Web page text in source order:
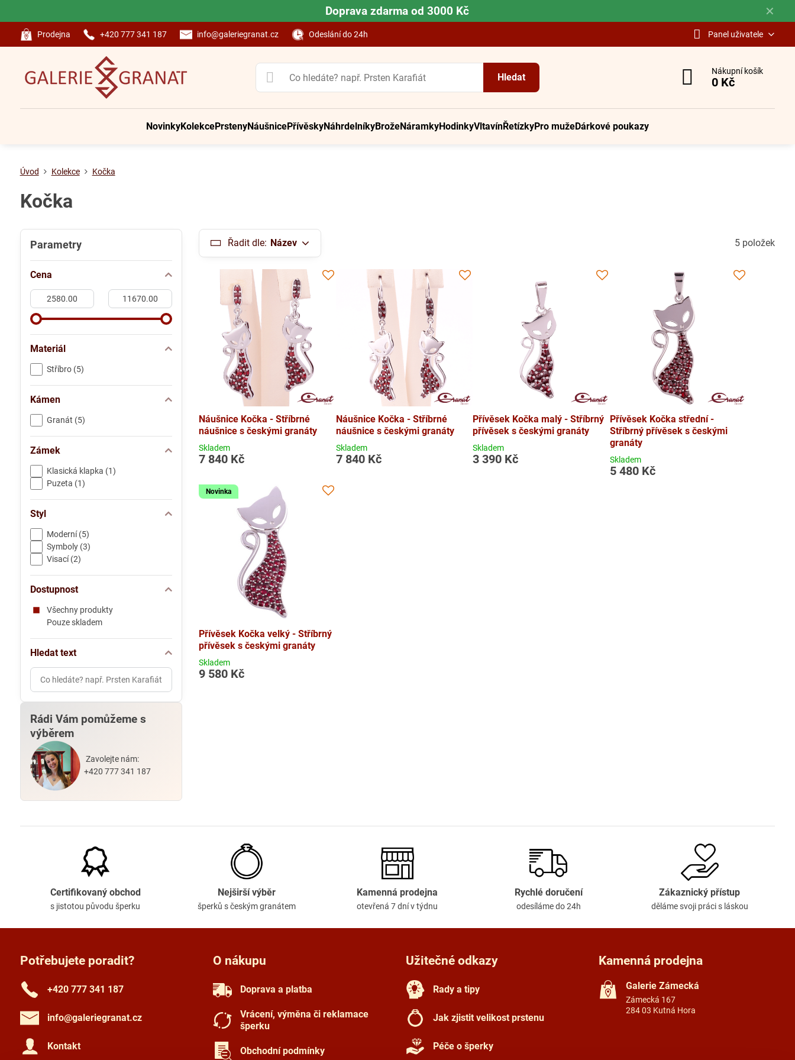
✕
Doprava zdarma od 3000 Kč
Prodejna +420 777 341 187 info@galeriegranat.cz Odeslání do 24h Panel uživatele
Hledat
Nákupní košík
0 Kč
NovinkyKolekcePrstenyNáušnicePřívěskyNáhrdelníkyBrožeNáramkyHodinkyVltavínŘetízkyPro mužeDárkové poukazy
Úvod Kolekce Kočka
Kočka
Řadit dle: Název 5 položek
Náušnice Kočka - Stříbrné
náušnice s českými granáty
Skladem
7 840 Kč
Náušnice Kočka - Stříbrné
náušnice s českými granáty
Skladem
7 840 Kč
Přívěsek Kočka malý - Stříbrný
přívěsek s českými granáty
Skladem
3 390 Kč
Přívěsek Kočka střední -
Stříbrný přívěsek s českými
granáty
Skladem
5 480 Kč
Novinka
Přívěsek Kočka velký - Stříbrný
přívěsek s českými granáty
Skladem
9 580 Kč
Parametry
Cena
Od:
Do:
Materiál
Stříbro (5)
Kámen
Granát (5)
Zámek
Klasická klapka (1)
Puzeta (1)
Styl
Moderní (5)
Symboly (3)
Visací (2)
Dostupnost
Všechny produkty
Pouze skladem
Hledat text
Prohledat
výsledky
filtru
fulltextem
Rádi Vám pomůžeme s
výběrem
Zavolejte nám:
+420 777 341 187
Certifikovaný obchod
s jistotou původu šperku
Nejširší výběr
šperků s českým granátem
Kamenná prodejna
otevřená 7 dní v týdnu
Rychlé doručení
odesíláme do 24h
Zákaznický přístup
děláme svoji práci s láskou
Potřebujete poradit?
+420 777 341 187
info​@galeriegranat​.cz
Kontakt
O nákupu
Doprava a platba
Vrácení, výměna či reklamace
šperku
Obchodní podmínky
Užitečné odkazy
Rady a tipy
Jak zjistit velikost prstenu
Péče o šperky
Kamenná prodejna
Galerie Zámecká
Zámecká 167
284 03 Kutná Hora